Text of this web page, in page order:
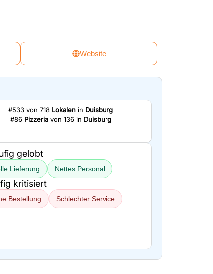
Website
#533 von 718 Lokalen in Duisburg
#86 Pizzeriavon 136 in Duisburg
gelobt
Lieferung Nettes Personal
kritisiert
Bestellung Schlechter Service